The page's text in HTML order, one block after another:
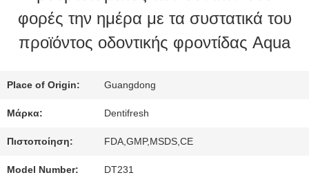
ΕΡΓΟΣΤΑΣΊΩΝ
ΠΟΙΟΤΙΚΌΣ
ΈΛΕΓΧΟΣ
φορές την ημέρα με τα συστατικά του
προϊόντος οδοντικής φροντίδας Aqua
Place of Origin: Guangdong
Μάρκα: Dentifresh
Πιστοποίηση: FDA,GMP,MSDS,CE
Model Number: DT231